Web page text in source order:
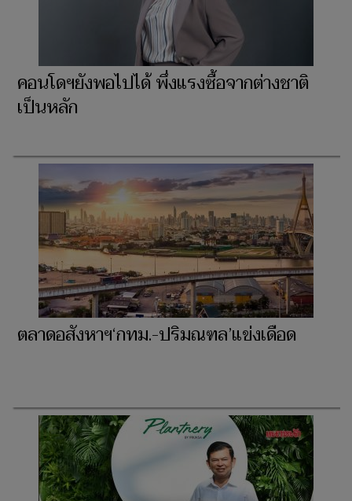
คอนโดฯยังพอไปได้ พึ่งแรงซื้อจากต่างชาติ
เป็นหลัก
ตลาดอสังหาฯ‘กทม.-ปริมณฑล’แข่งเดือด